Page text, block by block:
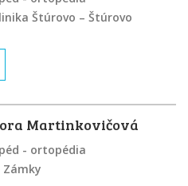
Štúrovo – Štúrovo
Martinkovičová
- ortopédia
Zámky